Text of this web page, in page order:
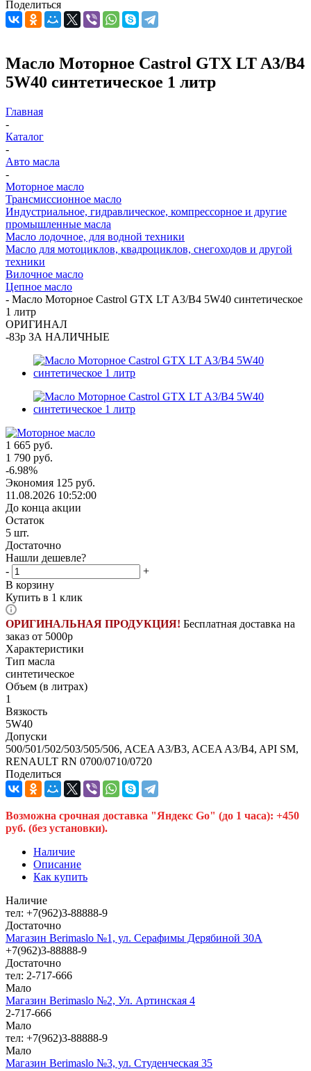
Поделиться
Масло Моторное Castrol GTX LT A3/B4
5W40 синтетическое 1 литр
Главная
-
Каталог
-
Авто масла
-
Моторное масло
Трансмиссионное масло
Индустриальное, гидравлическое, компрессорное и другие
промышленные масла
Масло лодочное, для водной техники
Масло для мотоциклов, квадроциклов, снегоходов и другой
техники
Вилочное масло
Цепное масло
- Масло Моторное Castrol GTX LT A3/B4 5W40 синтетическое
1 литр
ОРИГИНАЛ
-83р ЗА НАЛИЧНЫЕ
1 665 руб.
1 790 руб.
-6.98%
Экономия 125 руб.
11.08.2026 10:52:00
До конца акции
Остаток
5 шт.
Достаточно
Нашли дешевле?
-
+
В корзину
Купить в 1 клик
ОРИГИНАЛЬНАЯ ПРОДУКЦИЯ! Бесплатная доставка на
заказ от 5000р
Характеристики
Тип масла
синтетическое
Объем (в литрах)
1
Вязкость
5W40
Допуски
500/501/502/503/505/506, ACEA A3/B3, ACEA A3/B4, API SM,
RENAULT RN 0700/0710/0720
Поделиться
Возможна срочная доставка "Яндекс Go" (до 1 часа): +450
руб. (без установки).
Наличие
Описание
Как купить
Наличие
тел: +7(962)3-88888-9
Достаточно
Магазин Berimaslo №1, ул. Серафимы Дерябиной 30А
+7(962)3-88888-9
Достаточно
тел: 2-717-666
Мало
Магазин Berimaslo №2, Ул. Артинская 4
2-717-666
Мало
тел: +7(962)3-88888-9
Мало
Магазин Berimaslo №3, ул. Студенческая 35